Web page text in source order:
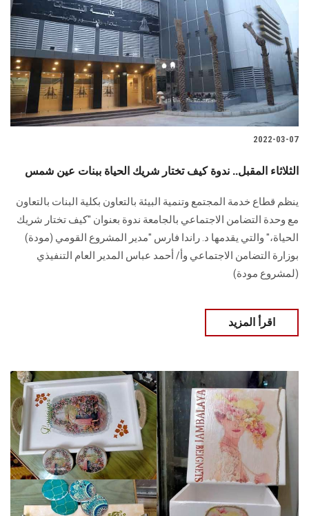
2022-03-07
الثلاثاء المقبل.. ندوة كيف تختار شريك الحياة ببنات عين شمس
ينظم قطاع خدمة المجتمع وتنمية البيئة بالتعاون بكلية البنات بالتعاون
مع وحدة التضامن الاجتماعي بالجامعة ندوة بعنوان "كيف تختار شريك
الحياة،" والتي يقدمها د. راندا فارس "مدير المشروع القومي (مودة)
بوزارة التضامن الاجتماعي وأ/ أحمد عباس المدير العام التنفيذي
(لمشروع مودة)
اقرأ المزيد